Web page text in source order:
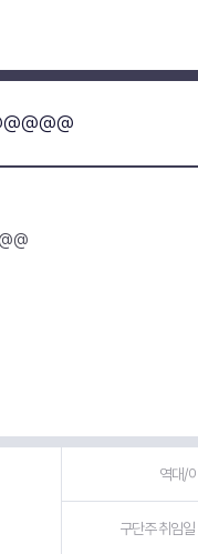
역대/
구단주 취임일 :